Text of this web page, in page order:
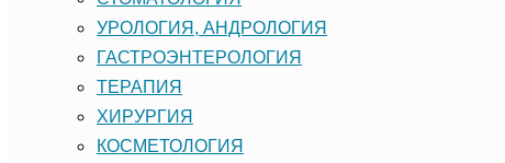
УРОЛОГИЯ, АНДРОЛОГИЯ
ГАСТРОЭНТЕРОЛОГИЯ
ТЕРАПИЯ
ХИРУРГИЯ
КОСМЕТОЛОГИЯ